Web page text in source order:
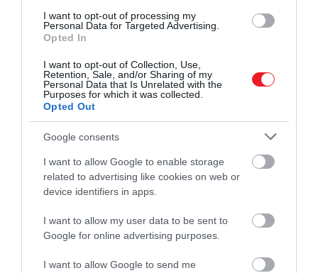
I want to opt-out of processing my
Personal Data for Targeted Advertising.
Opted In
I want to opt-out of Collection, Use,
Retention, Sale, and/or Sharing of my
Personal Data that Is Unrelated with the
Purposes for which it was collected.
Opted Out
Google consents
I want to allow Google to enable storage
related to advertising like cookies on web or
device identifiers in apps.
I want to allow my user data to be sent to
Google for online advertising purposes.
I want to allow Google to send me
amelyre azt felelték neki, hogy a helyváltoztatás csak
azért történt, hogy az új környezet szerencsét hozzon
neki a játékokban. Azaz még ekkor sem értesült arról,
hogy valójában 17 millió honfitársa ül le azért a tévé elé
minden vasárnap, hogy az ő küzdelmét nézze.
A kihívás kezdetét követő 335. napon gyűlt össze az 1
millió jen, de ezzel még messze nem zárultak le a
megpróbáltatások.
Váratlan helyszínek
Miután tájékoztatták a győzelméről, Nasubi
a ruháit, majd bekötötték a szemét azzal az ígérettel,
meggyötört, de boldog férfi velük ment, hiszen joggal